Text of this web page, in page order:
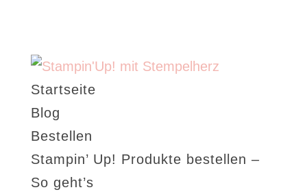
Startseite
Blog
Bestellen
Stampin’ Up! Produkte bestellen –
So geht’s